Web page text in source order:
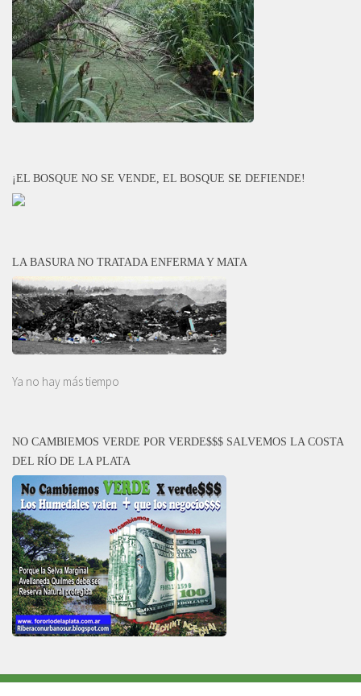
¡EL BOSQUE NO SE VENDE, EL BOSQUE SE DEFIENDE!
LA BASURA NO TRATADA ENFERMA Y MATA
Ya no hay más tiempo
NO CAMBIEMOS VERDE POR VERDE$$$ SALVEMOS LA COSTA
DEL RÍO DE LA PLATA